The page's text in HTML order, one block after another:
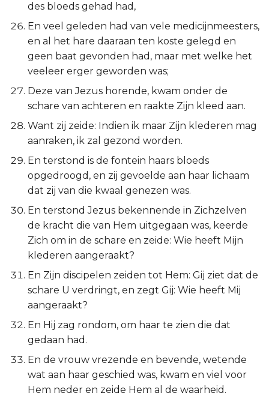
des bloeds gehad had,
En veel geleden had van vele medicijnmeesters,
en al het hare daaraan ten koste gelegd en
geen baat gevonden had, maar met welke het
veeleer erger geworden was;
Deze van Jezus horende, kwam onder de
schare van achteren en raakte Zijn kleed aan.
Want zij zeide: Indien ik maar Zijn klederen mag
aanraken, ik zal gezond worden.
En terstond is de fontein haars bloeds
opgedroogd, en zij gevoelde aan haar lichaam
dat zij van die kwaal genezen was.
En terstond Jezus bekennende in Zichzelven
de kracht die van Hem uitgegaan was, keerde
Zich om in de schare en zeide: Wie heeft Mijn
klederen aangeraakt?
En Zijn discipelen zeiden tot Hem: Gij ziet dat de
schare U verdringt, en zegt Gij: Wie heeft Mij
aangeraakt?
En Hij zag rondom, om haar te zien die dat
gedaan had.
En de vrouw vrezende en bevende, wetende
wat aan haar geschied was, kwam en viel voor
Hem neder en zeide Hem al de waarheid.